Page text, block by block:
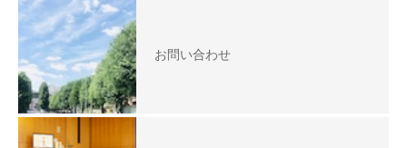
お問い合わせ